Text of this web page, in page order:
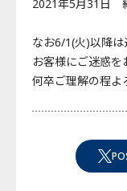
2021年5月31日
なお6/1(火)以降は
お客様にご迷惑を
何卒ご理解の程よ